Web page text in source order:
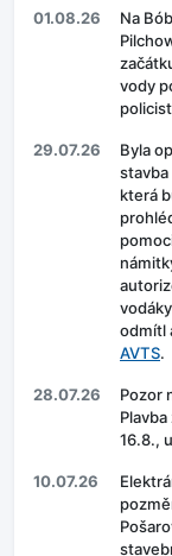
01.08.26
Na
vody
29.07.26
Byla
která
odmítl
AVTS.
28.07.26
Pozor
16.8.,
10.07.26